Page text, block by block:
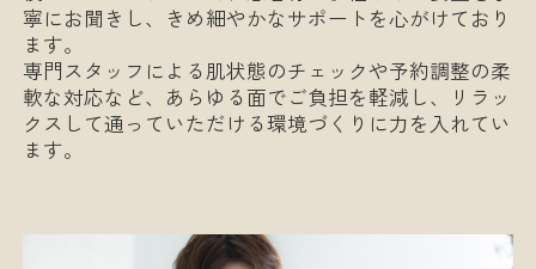
寧にお聞きし、きめ細やかなサポートを心がけており
ます。
専門スタッフによる肌状態のチェックや予約調整の柔
軟な対応など、あらゆる面でご負担を軽減し、リラッ
クスして通っていただける環境づくりに力を入れてい
ます。